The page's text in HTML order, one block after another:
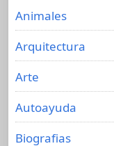
Animales
Arquitectura
Arte
Autoayuda
Biografias